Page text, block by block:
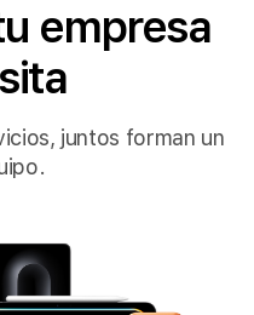
empresa
juntos forman un